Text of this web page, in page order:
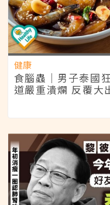
健康
食腦蟲｜男子泰國
道嚴重潰爛 反覆大